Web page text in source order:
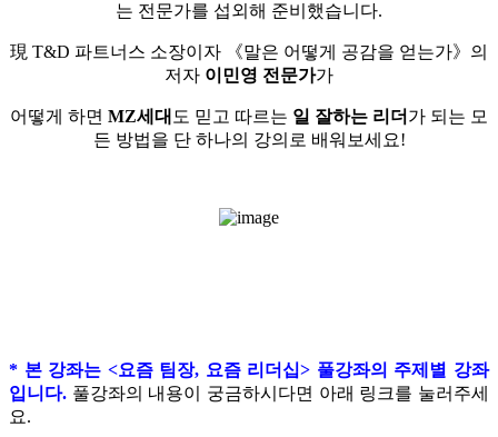
는 전문가를 섭외해 준비했습니다.
現 T&D 파트너스 소장이자 《말은 어떻게 공감을 얻는가》의
저자 이민영 전문가가
어떻게 하면 MZ세대 도 믿고 따르는 일 잘하는 리더 가 되는 모
든 방법을 단 하나의 강의로 배워보세요!
* 본 강좌는 <요즘 팀장, 요즘 리더십> 풀강좌의 주제별 강좌
입니다. 풀강좌의 내용이 궁금하시다면 아래 링크를 눌러주세
요.